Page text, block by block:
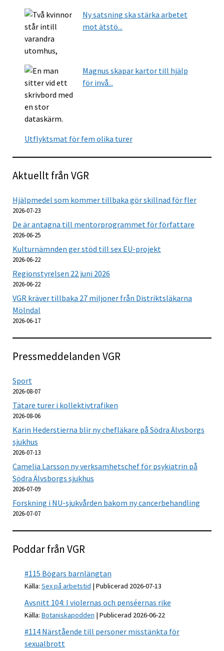
Ny satsning ska stärka arbetet
mot ätstö...
Magnus skapar kartor till hjälp
för invå...
Utflyktsmat för fem olika turer
Aktuellt från VGR
Hjälpmedel som kommer tillbaka gör skillnad för fler
2026-07-23
De är antagna till mentorprogrammet för författare
2026-06-25
Kulturnämnden ger stöd till sex EU-projekt
2026-06-22
Regionstyrelsen 22 juni 2026
2026-06-22
VGR kräver tillbaka 27 miljoner från Distriktsläkarna
Mölndal
2026-06-17
Pressmeddelanden VGR
Sport
2026-08-07
Tätare turer i kollektivtrafiken
2026-08-06
Karin Hederstierna blir ny chefläkare på Södra Älvsborgs
sjukhus
2026-07-13
Camelia Larsson ny verksamhetschef för psykiatrin på
Södra Älvsborgs sjukhus
2026-07-09
Forskning i NU-sjukvården bakom ny cancerbehandling
2026-07-07
Poddar från VGR
#115 Bögars barnlängtan
Källa: Sex på arbetstid Publicerad 2026-07-13
Avsnitt 104: I violernas och penséernas rike
Källa: Botaniskapodden Publicerad 2026-06-22
#114 Närstående till personer misstänkta för
sexualbrott